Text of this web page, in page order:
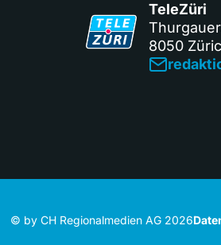
TeleZüri
8050
© by CH Regionalmedien AG 2026